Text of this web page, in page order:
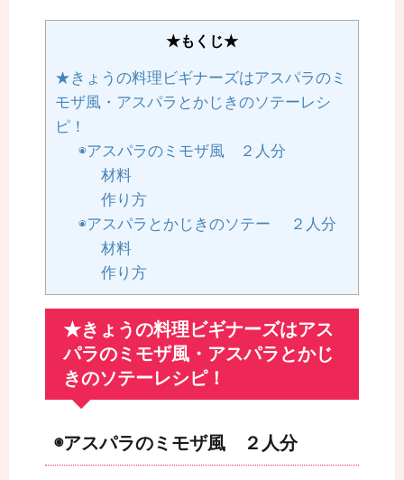
★もくじ★
★きょうの料理ビギナーズはアスパラのミ
モザ風・アスパラとかじきのソテーレシ
ピ！
◉アスパラのミモザ風 ２人分
材料
作り方
◉アスパラとかじきのソテー ２人分
材料
作り方
★きょうの料理ビギナーズはアス
パラのミモザ風・アスパラとかじ
きのソテーレシピ！
◉アスパラのミモザ風 ２人分